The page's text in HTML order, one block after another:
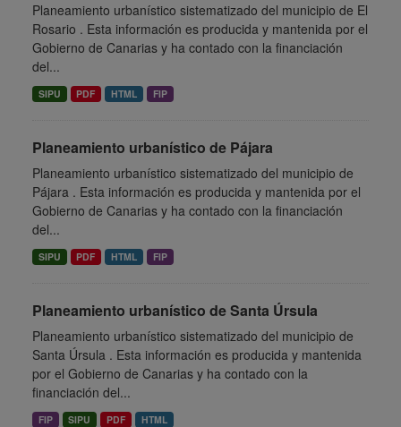
Planeamiento urbanístico sistematizado del municipio de El
Rosario . Esta información es producida y mantenida por el
Gobierno de Canarias y ha contado con la financiación
del...
SIPU PDF HTML FIP
Planeamiento urbanístico de Pájara
Planeamiento urbanístico sistematizado del municipio de
Pájara . Esta información es producida y mantenida por el
Gobierno de Canarias y ha contado con la financiación
del...
SIPU PDF HTML FIP
Planeamiento urbanístico de Santa Úrsula
Planeamiento urbanístico sistematizado del municipio de
Santa Úrsula . Esta información es producida y mantenida
por el Gobierno de Canarias y ha contado con la
financiación del...
FIP SIPU PDF HTML